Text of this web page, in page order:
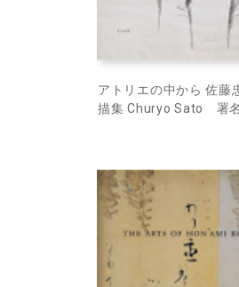
アトリエの中から 佐藤
描集 Churyo Sato 署